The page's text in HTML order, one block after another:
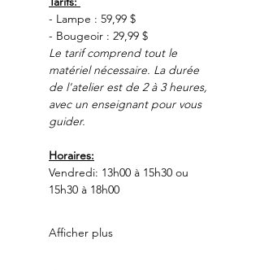
- Lampe : 59,99 $
- Bougeoir : 29,99 $
Le tarif comprend tout le
matériel nécessaire. La durée
de l'atelier est de 2 à 3 heures,
avec un enseignant pour vous
guider.
Horaires:
Vendredi: 13h00 à 15h30 ou
15h30 à 18h00
Afficher plus